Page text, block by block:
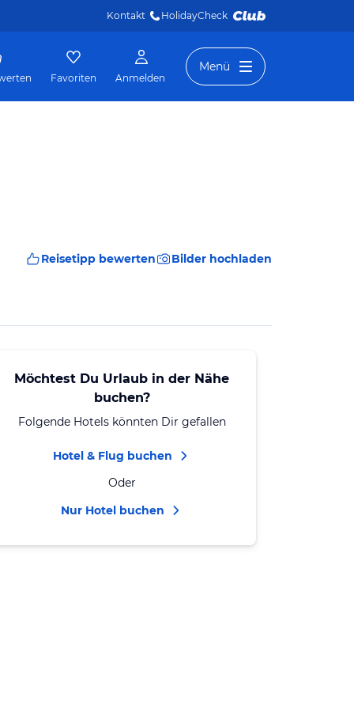
Kontakt HolidayCheck
Favoriten Anmelden
Menü
Reisetipp bewerten Bilder hochladen
Möchtest Du Urlaub in der Nähe
buchen?
Folgende Hotels könnten Dir gefallen
Hotel & Flug buchen
Oder
Nur Hotel buchen